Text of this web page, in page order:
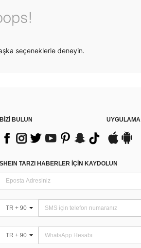
seçeneklerle deneyin.
BİZİ BULUN UYGULAMA
SHEIN TARZI HABERLER IÇIN KAYDOLUN
TR + 90
TR + 90